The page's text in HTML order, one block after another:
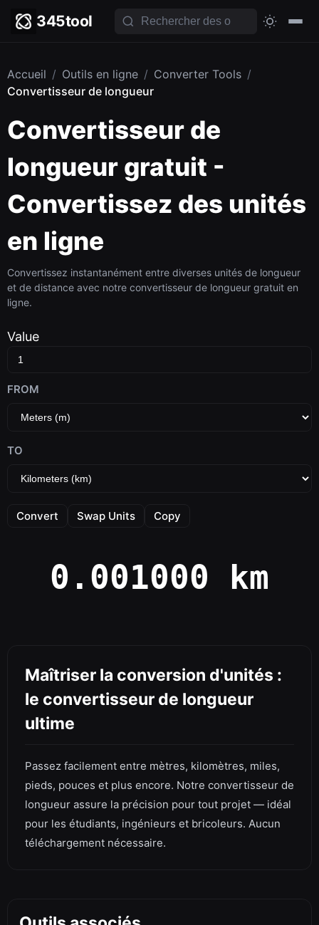
345tool
Accueil / Outils en ligne / Converter Tools /
Convertisseur de longueur
Convertisseur de
longueur gratuit -
Convertissez des unités
en ligne
Convertissez instantanément entre diverses unités de longueur
et de distance avec notre convertisseur de longueur gratuit en
ligne.
Value
FROM
TO
Convert Swap Units Copy
0.001000 km
Maîtriser la conversion d'unités :
le convertisseur de longueur
ultime
Passez facilement entre mètres, kilomètres, miles,
pieds, pouces et plus encore. Notre convertisseur de
longueur assure la précision pour tout projet — idéal
pour les étudiants, ingénieurs et bricoleurs. Aucun
téléchargement nécessaire.